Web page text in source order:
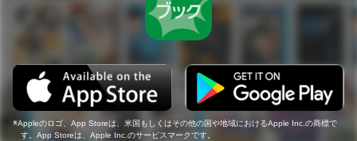
Appleのロゴ、App Storeは、米国もしくはその他の国や地域におけるApple Inc.の商標で
す。App Storeは、Apple Inc.のサービスマークです。